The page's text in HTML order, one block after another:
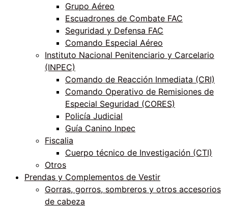
Grupo Aéreo
Escuadrones de Combate FAC
Seguridad y Defensa FAC
Comando Especial Aéreo
Instituto Nacional Penitenciario y Carcelario
(INPEC)
Comando de Reacción Inmediata (CRI)
Comando Operativo de Remisiones de
Especial Seguridad (CORES)
Policía Judicial
Guía Canino Inpec
Fiscalia
Cuerpo técnico de Investigación (CTI)
Otros
Prendas y Complementos de Vestir
Gorras, gorros, sombreros y otros accesorios
de cabeza